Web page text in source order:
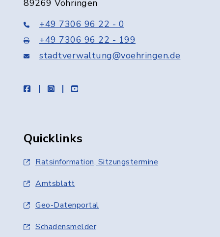
89269 Vöhringen
+49 7306 96 22 - 0
+49 7306 96 22 - 199
stadtverwaltung@voehringen.de
facebookinstagramyoutube
Quicklinks
Ratsinformation, Sitzungstermine
Amtsblatt
Geo-Datenportal
Schadensmelder